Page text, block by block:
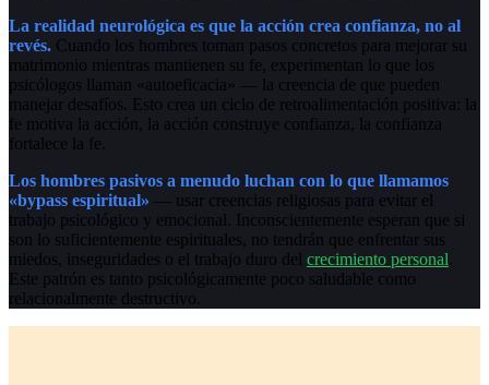
La realidad neurológica es que la acción crea confianza, no al
revés. Cuando los hombres toman pasos concretos para mejorar su
matrimonio mientras mantienen su fe, experimentan lo que los
psicólogos llaman «autoeficacia» — la creencia de que pueden
manejar desafíos. Esto crea un ciclo de retroalimentación positiva: la
fe motiva la acción, la acción construye confianza, la confianza
fortalece la fe.
Los hombres pasivos a menudo luchan con lo que llamamos
«bypass espiritual» — usar creencias religiosas para evitar el
trabajo psicológico y emocional. Inconscientemente esperan que si
son lo suficientemente espirituales, no tendrán que enfrentar sus
miedos, inseguridades o el trabajo duro del crecimiento personal
Este patrón es tanto psicológicamente poco saludable como
relacionalmente destructivo.